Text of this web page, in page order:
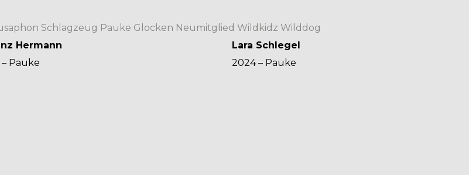
Schlagzeug Pauke Glocken Neumitglied Wildkidz Wilddog
Hermann
– Pauke
Lara Schlegel
2024 – Pauke